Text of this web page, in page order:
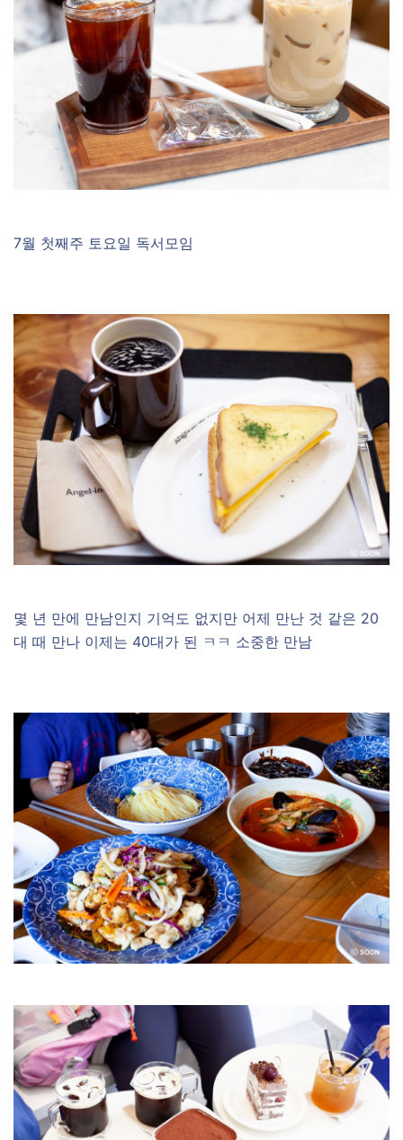
7월 첫째주 토요일 독서모임
몇 년 만에 만남인지 기억도 없지만 어제 만난 것 같은 20
대 때 만나 이제는 40대가 된 ㅋㅋ 소중한 만남